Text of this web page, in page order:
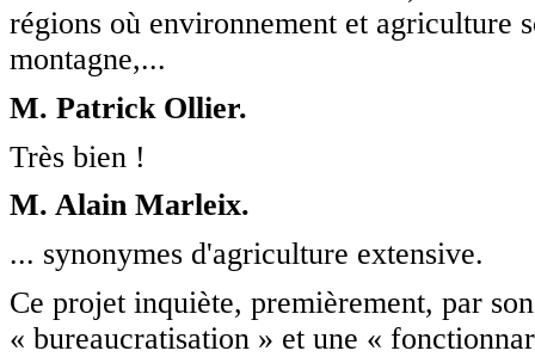
régions où environnement et agriculture
montagne,...
M. Patrick Ollier.
Très bien !
M. Alain Marleix.
... synonymes d'agriculture extensive.
Ce projet inquiète, premièrement, par
« bureaucratisation » et une «